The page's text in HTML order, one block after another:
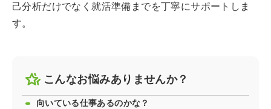
己分析だけでなく就活準備までを丁寧にサポートしま
す。
こんなお悩みありませんか？
向いている仕事あるのかな？